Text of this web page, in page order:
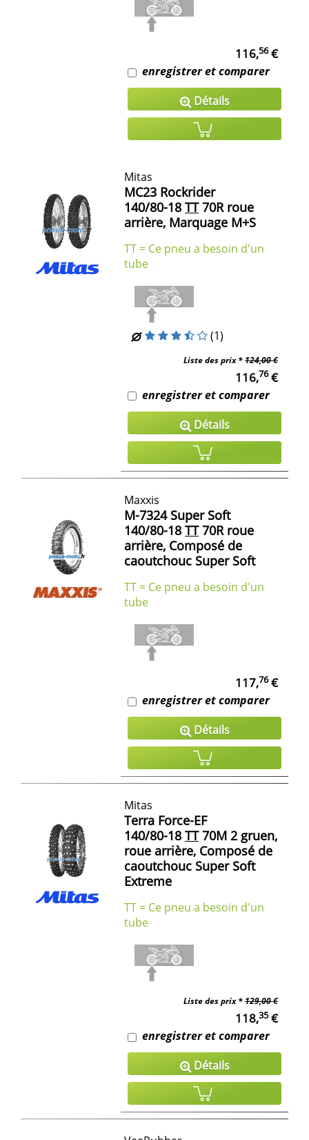
116,56€
enregistrer et comparer
Détails
Mitas
MC23 Rockrider
140/80-18 TT70R roue
arrière, Marquage M+S
TT = Ce pneu a besoin d'un
tube
(1)
Liste des prix *124,00 €
116,76€
enregistrer et comparer
Détails
Maxxis
M-7324 Super Soft
140/80-18 TT70R roue
arrière, Composé de
caoutchouc Super Soft
TT = Ce pneu a besoin d'un
tube
117,76€
enregistrer et comparer
Détails
Mitas
Terra Force-EF
140/80-18 TT70M 2 gruen,
roue arrière, Composé de
caoutchouc Super Soft
Extreme
TT = Ce pneu a besoin d'un
tube
Liste des prix *129,00 €
118,35€
enregistrer et comparer
Détails